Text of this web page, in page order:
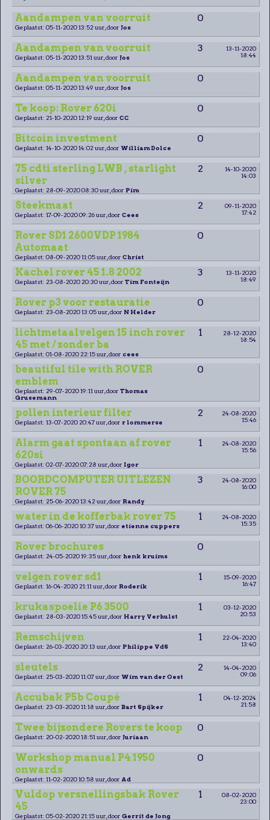
Aandampen van voorruit 0
Geplaatst: 05-11-2020 13:52 uur, door Jos
Aandampen van voorruit 3
13-11-2020
18:44
Geplaatst: 05-11-2020 13:51 uur, door Jos
Aandampen van voorruit 0
Geplaatst: 05-11-2020 13:49 uur, door Jos
Te koop: Rover 620i 0
Geplaatst: 21-10-2020 12:19 uur, door CC
Bitcoin investment 0
Geplaatst: 14-10-2020 14:02 uur, door William Dolce
75 cdti sterling LWB , starlight
silver
2
14-10-2020
14:03
Geplaatst: 28-09-2020 08:30 uur, door Pim
Steekmaat 2
09-11-2020
17:42
Geplaatst: 17-09-2020 09:26 uur, door Cees
Rover SD1 2600VDP 1984
Automaat
0
Geplaatst: 08-09-2020 11:05 uur, door Christ
Kachel rover 45 1.8 2002 3
13-11-2020
18:49
Geplaatst: 23-08-2020 20:30 uur, door Tim Fonteijn
Rover p3 voor restauratie 0
Geplaatst: 23-08-2020 13:05 uur, door N Helder
lichtmetaalvelgen 15 inch rover
45 met / zonder ba
1
28-12-2020
18:54
Geplaatst: 01-08-2020 22:15 uur, door cees
beautiful tile with ROVER
emblem
0
Geplaatst: 29-07-2020 19:11 uur, door Thomas
Grusemann
pollen interieur filter 2
24-08-2020
15:46
Geplaatst: 13-07-2020 20:47 uur, door r lommerse
Alarm gaat spontaan af rover
620si
1
24-08-2020
15:56
Geplaatst: 02-07-2020 07:28 uur, door Igor
BOORDCOMPUTER UITLEZEN
ROVER 75
3
24-08-2020
16:00
Geplaatst: 25-06-2020 13:42 uur, door Randy
water in de kofferbak rover 75 1
24-08-2020
15:35
Geplaatst: 06-06-2020 10:37 uur, door etienne cuppers
Rover brochures 0
Geplaatst: 24-05-2020 19:35 uur, door henk kruims
velgen rover sd1 1
15-09-2020
16:47
Geplaatst: 16-04-2020 21:11 uur, door Roderik
krukaspoelie P6 3500 1
03-12-2020
20:53
Geplaatst: 28-03-2020 15:45 uur, door Harry Verhulst
Remschijven 1
22-04-2020
13:40
Geplaatst: 26-03-2020 20:13 uur, door Philippe VdS
sleutels 2
14-04-2020
09:06
Geplaatst: 25-03-2020 11:07 uur, door Wim van der Oest
Accubak P5b Coupé 1
04-12-2024
21:58
Geplaatst: 23-03-2020 11:18 uur, door Bart Spijker
Twee bijzondere Rovers te koop 0
Geplaatst: 20-02-2020 18:51 uur, door Juriaan
Workshop manual P4 1950
onwards
0
Geplaatst: 11-02-2020 10:58 uur, door Ad
Vuldop versnellingsbak Rover
45
1
08-02-2020
23:00
Geplaatst: 05-02-2020 21:15 uur, door Gerrit de Jong